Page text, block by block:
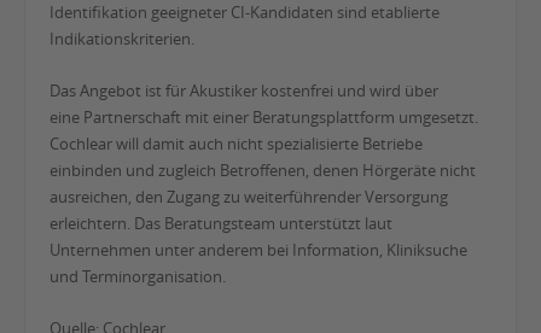
Identifikation geeigneter CI-Kandidaten sind etablierte
Indikationskriterien.
Das Angebot ist für Akustiker kostenfrei und wird über
eine Partnerschaft mit einer Beratungsplattform umgesetzt.
Cochlear will damit auch nicht spezialisierte Betriebe
einbinden und zugleich Betroffenen, denen Hörgeräte nicht
ausreichen, den Zugang zu weiterführender Versorgung
erleichtern. Das Beratungsteam unterstützt laut
Unternehmen unter anderem bei Information, Kliniksuche
und Terminorganisation.
Quelle: Cochlear